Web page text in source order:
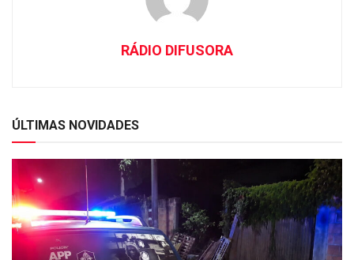
RÁDIO DIFUSORA
ÚLTIMAS NOVIDADES